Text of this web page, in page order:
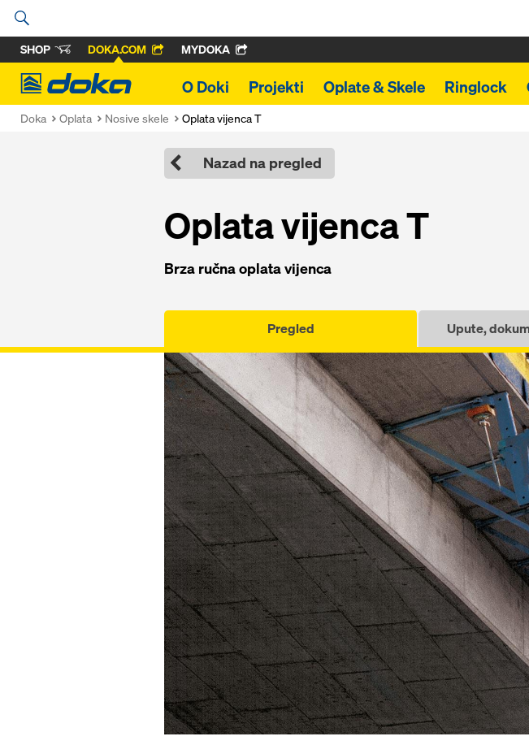
SHOP DOKA.COM MYDOKA
Doka
O Doki Projekti Oplate & Skele Ringlock
Doka Oplata Nosive skele Oplata vijenca T
Nazad na pregled
Oplata vijenca T
Brza ručna oplata vijenca
Pregled Upute,